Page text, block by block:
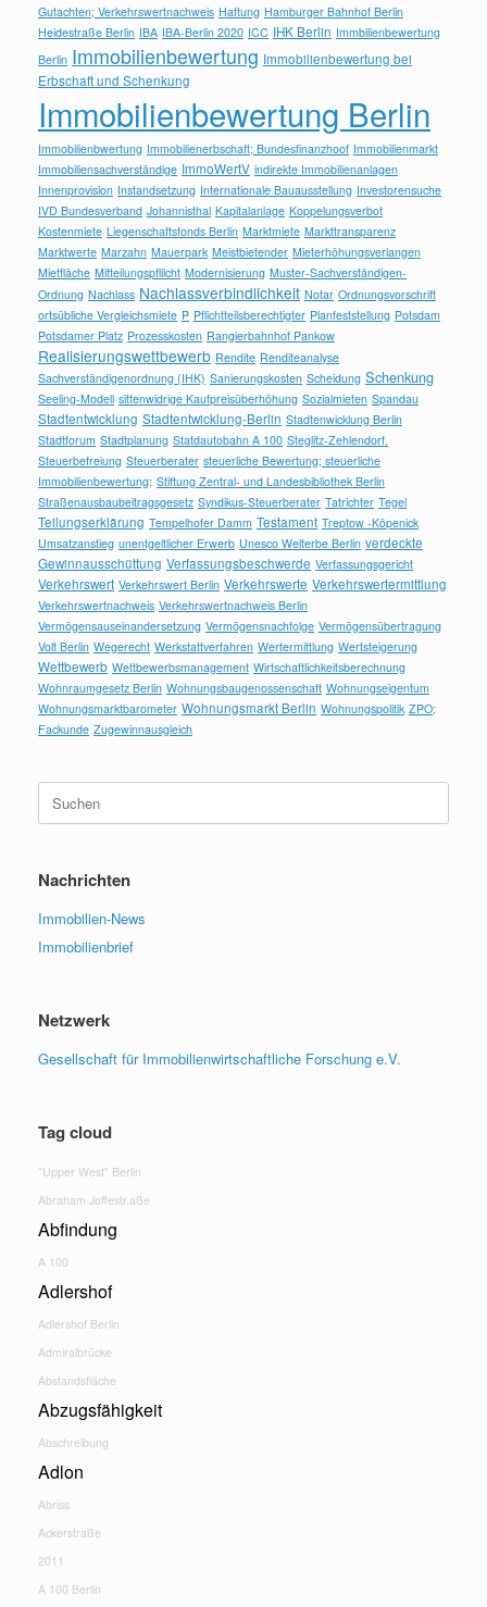
Gutachten; Verkehrswertnachweis Haftung Hamburger Bahnhof Berlin
Heidestraße Berlin IBA IBA-Berlin 2020 ICC IHK Berlin Immbilienbewertung
Berlin Immobilienbewertung Immobilienbewertung bei
Erbschaft und Schenkung
Immobilienbewertung Berlin
Immobilienbwertung Immobilienerbschaft; Bundesfinanzhoof Immobilienmarkt
Immobiliensachverständige ImmoWertV indirekte Immobilienanlagen
Innenprovision Instandsetzung Internationale Bauausstellung Investorensuche
IVD Bundesverband Johannisthal Kapitalanlage Koppelungsverbot
Kostenmiete Liegenschaftsfonds Berlin Marktmiete Markttransparenz
Marktwerte Marzahn Mauerpark Meistbietender Mieterhöhungsverlangen
Mietfläche Mitteilungspflilcht Modernisierung Muster-Sachverständigen-
Ordnung Nachlass Nachlassverbindlichkeit Notar Ordnungsvorschrift
ortsübliche Vergleichsmiete P Pflichtteilsberechtigter Planfeststellung Potsdam
Potsdamer Platz Prozesskosten Rangierbahnhof Pankow
Realisierungswettbewerb Rendite Renditeanalyse
Sachverständigenordnung (IHK) Sanierungskosten Scheidung Schenkung
Seeling-Modell sittenwidrige Kaufpreisüberhöhung Sozialmieten Spandau
Stadtentwicklung Stadtentwicklung-Berlin Stadtenwicklung Berlin
Stadtforum Stadtplanung Statdautobahn A 100 Steglitz-Zehlendorf.
Steuerbefreiung Steuerberater steuerliche Bewertung; steuerliche
Immobilienbewertung; Stiftung Zentral- und Landesbibliothek Berlin
Straßenausbaubeitragsgesetz Syndikus-Steuerberater Tatrichter Tegel
Teilungserklärung Tempelhofer Damm Testament Treptow -Köpenick
Umsatzanstieg unentgeltlicher Erwerb Unesco Welterbe Berlin verdeckte
Gewinnausschüttung Verfassungsbeschwerde Verfassungsgericht
Verkehrswert Verkehrswert Berlin Verkehrswerte Verkehrswertermittlung
Verkehrswertnachweis Verkehrswertnachweis Berlin
Vermögensauseinandersetzung Vermögensnachfolge Vermögensübertragung
Volt Berlin Wegerecht Werkstattverfahren Wertermittlung Wertsteigerung
Wettbewerb Wettbewerbsmanagement Wirtschaftlichkeitsberechnung
Wohnraumgesetz Berlin Wohnungsbaugenossenschaft Wohnungseigentum
Wohnungsmarktbarometer Wohnungsmarkt Berlin Wohnungspolitik ZPO;
Fackunde Zugewinnausgleich
Suchen
nach:
Nachrichten
Immobilien-News
Immobilienbrief
Netzwerk
Gesellschaft für Immobilienwirtschaftliche Forschung e.V.
Tag cloud
"Upper West" Berlin
Abraham Joffestr.aße
Abfindung
A 100
Adlershof
Adlershof Berlin
Admiralbrücke
Abstandsfläche
Abzugsfähigkeit
Abschreibung
Adlon
Abriss
Ackerstraße
2011
A 100 Berlin